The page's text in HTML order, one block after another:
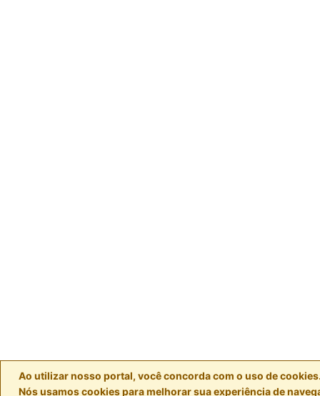
Ao utilizar nosso portal, você concorda com o uso de
Nós usamos cookies para melhorar sua experiência de